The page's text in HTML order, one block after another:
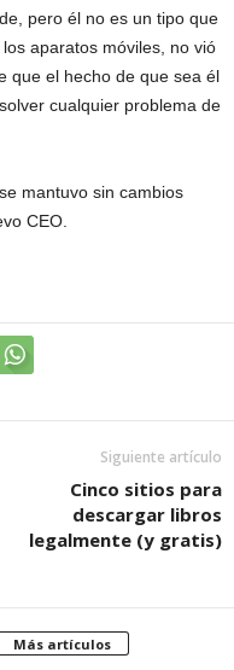
pero él no es un tipo que
aparatos móviles, no vió
que el hecho de que sea él
cualquier problema de
mantuvo sin cambios
CEO.
Siguiente artículo
Cinco sitios para
descargar libros
legalmente (y gratis)
Más artículos